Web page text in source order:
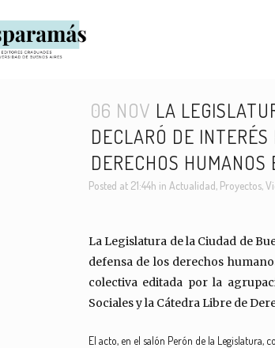
06 NOV LA
DECLARÓ DE
DERECHOS
Posted at 21:44h in Actualidad, Proyectos,
La Legislatura de la Ciudad de
defensa de los derechos
colectiva editada por la
Sociales y la Cátedra Libre de
El acto, en el salón Perón de la Legislatura,